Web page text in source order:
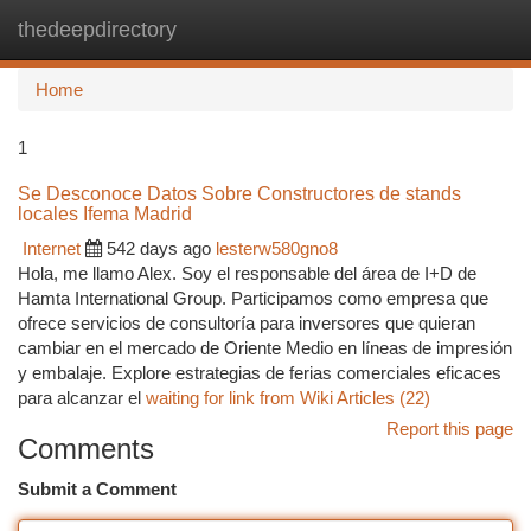
thedeepdirectory
Home
1
Se Desconoce Datos Sobre Constructores de stands
locales Ifema Madrid
Internet
542 days ago lesterw580gno8
Hola, me llamo Alex. Soy el responsable del área de I+D de
Hamta International Group. Participamos como empresa que
ofrece servicios de consultoría para inversores que quieran
cambiar en el mercado de Oriente Medio en líneas de impresión
y embalaje. Explore estrategias de ferias comerciales eficaces
para alcanzar el waiting for link from Wiki Articles (22)
Report this page
Comments
Submit a Comment